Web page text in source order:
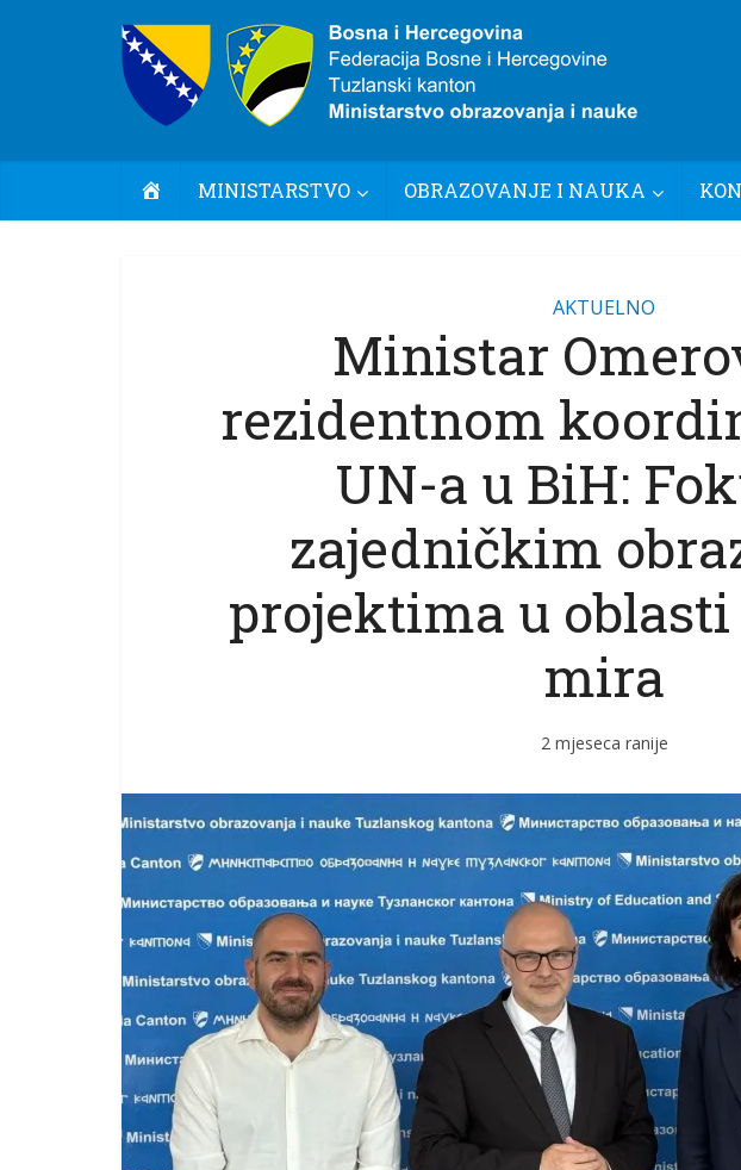
POČETNA
MINISTARSTVO OBRAZOVANJE I NAUKA
AKTUELNO
Ministar
rezidentnom
UN-a u BiH:
zajedničkim
projektima u
mira
2 mjeseca ranije